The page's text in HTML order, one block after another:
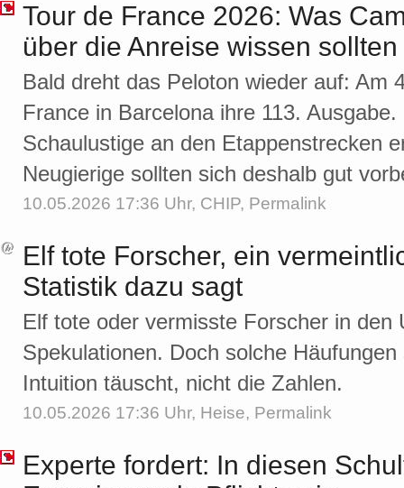
Tour de France 2026: Was
über die Anreise wissen sollten
Bald dreht das Peloton wieder auf: Am
France in Barcelona ihre 113.
Schaulustige an den Etappenstrecken
Neugierige sollten sich deshalb gut
10.05.2026 17:36 Uhr, CHIP, Permalink
Elf tote Forscher, ein
Statistik dazu sagt
Elf tote oder vermisste Forscher in den
Spekulationen. Doch solche
Intuition täuscht, nicht die Zahlen.
10.05.2026 17:36 Uhr, Heise, Permalink
Experte fordert: In diesen